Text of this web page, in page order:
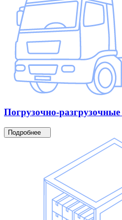
Погрузочно-разгрузочные
Подробнее